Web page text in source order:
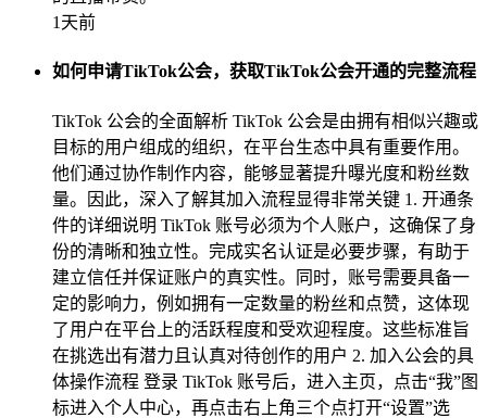
1天前
如何申请TikTok公会，获取TikTok公会开通的完整流程
TikTok 公会的全面解析 TikTok 公会是由拥有相似兴趣或
目标的用户组成的组织，在平台生态中具有重要作用。
他们通过协作制作内容，能够显著提升曝光度和粉丝数
量。因此，深入了解其加入流程显得非常关键 1. 开通条
件的详细说明 TikTok 账号必须为个人账户，这确保了身
份的清晰和独立性。完成实名认证是必要步骤，有助于
建立信任并保证账户的真实性。同时，账号需要具备一
定的影响力，例如拥有一定数量的粉丝和点赞，这体现
了用户在平台上的活跃程度和受欢迎程度。这些标准旨
在挑选出有潜力且认真对待创作的用户 2. 加入公会的具
体操作流程 登录 TikTok 账号后，进入主页，点击“我”图
标进入个人中心，再点击右上角三个点打开“设置”选